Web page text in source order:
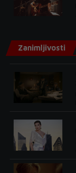
Zanimljivosti